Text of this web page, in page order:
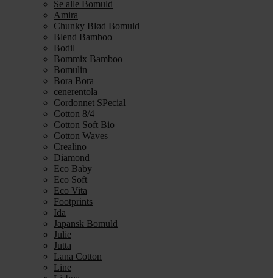
Se alle Bomuld
Amira
Chunky Blød Bomuld
Blend Bamboo
Bodil
Bommix Bamboo
Bomulin
Bora Bora
cenerentola
Cordonnet SPecial
Cotton 8/4
Cotton Soft Bio
Cotton Waves
Crealino
Diamond
Eco Baby
Eco Soft
Eco Vita
Footprints
Ida
Japansk Bomuld
Julie
Jutta
Lana Cotton
Line